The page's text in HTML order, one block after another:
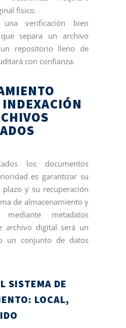
físico.
verificación bien
separa un archivo
repositorio lleno de
con confianza.
INDEXACIÓN
los documentos
es garantizar su
y su recuperación
de almacenamiento y
mediante metadatos
archivo digital será un
un conjunto de datos
SISTEMA DE
LOCAL,